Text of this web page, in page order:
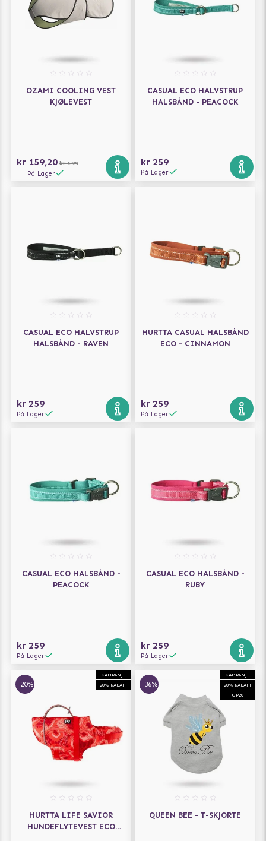
OZAMI COOLING VEST
KJØLEVEST
kr 159,20 kr 199
På Lager
CASUAL ECO HALVSTRUP
HALSBÅND - PEACOCK
kr 259
På Lager
CASUAL ECO HALVSTRUP
HALSBÅND - RAVEN
kr 259
På Lager
HURTTA CASUAL HALSBÅND
ECO - CINNAMON
kr 259
På Lager
CASUAL ECO HALSBÅND -
PEACOCK
kr 259
På Lager
CASUAL ECO HALSBÅND -
RUBY
kr 259
På Lager
KAMPANJE
20% RABATT
-20%
HURTTA LIFE SAVIOR
HUNDEFLYTEVEST ECO
KAMPANJE
20% RABATT
UP20
-36%
QUEEN BEE - T-SKJORTE